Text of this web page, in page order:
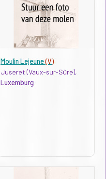
Moulin Lejeune(V)
Juseret (Vaux-sur-Sûre),
Luxemburg